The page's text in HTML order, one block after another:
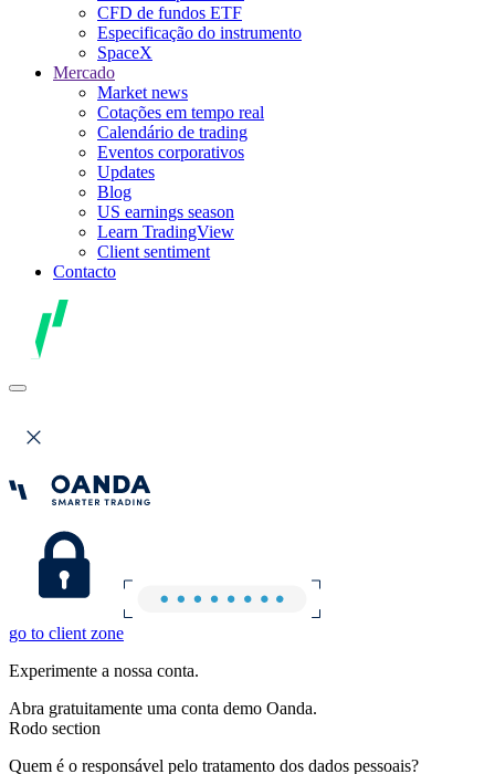
CFD de fundos ETF
Especificação do instrumento
SpaceX
Mercado
Market news
Cotações em tempo real
Calendário de trading
Eventos corporativos
Updates
Blog
US earnings season
Learn TradingView
Client sentiment
Contacto
go to client zone
Experimente a nossa conta.
Abra gratuitamente uma conta demo Oanda.
Rodo section
Quem é o responsável pelo tratamento dos dados pessoais?